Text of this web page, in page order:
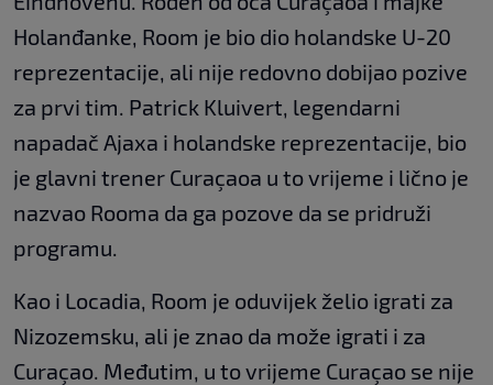
Holanđanke, Room je bio dio holandske U-20
reprezentacije, ali nije redovno dobijao pozive
za prvi tim. Patrick Kluivert, legendarni
napadač Ajaxa i holandske reprezentacije, bio
je glavni trener Curaçaoa u to vrijeme i lično je
nazvao Rooma da ga pozove da se pridruži
programu.
Kao i Locadia, Room je oduvijek želio igrati za
Nizozemsku, ali je znao da može igrati i za
Curaçao. Međutim, u to vrijeme Curaçao se nije